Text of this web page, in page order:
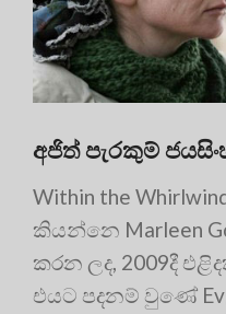
අජිත් පැරකුම්
Within the
කියන්නෙ Marleen
කරන ලද, 2009දී
එයට පදනම් වුණේ